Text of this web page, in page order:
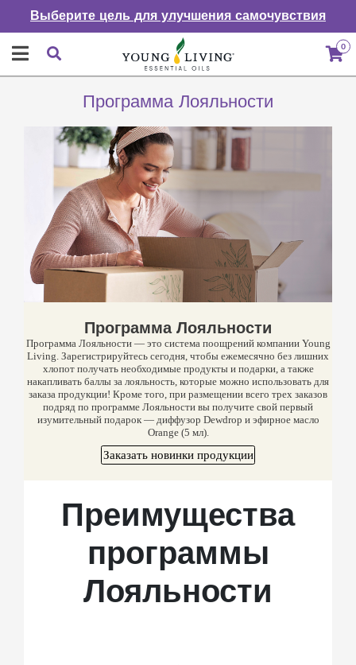
Выберите цель для улучшения самочувствия
0
Программа Лояльности
Программа Лояльности
Программа Лояльности — это система поощрений компании Young
Living. Зарегистрируйтесь сегодня, чтобы ежемесячно без лишних
хлопот получать необходимые продукты и подарки, а также
накапливать баллы за лояльность, которые можно использовать для
заказа продукции! Кроме того, при размещении всего трех заказов
подряд по программе Лояльности вы получите свой первый
изумительный подарок — диффузор Dewdrop и эфирное масло
Orange (5 мл).
Заказать новинки продукции
Преимущества
программы
Лояльности